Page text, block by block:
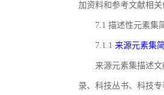
加资料和参考文献相
7.1 描述性元素集
7.1.1 来源元素集
来源元素集描述
录、科技丛书、科技